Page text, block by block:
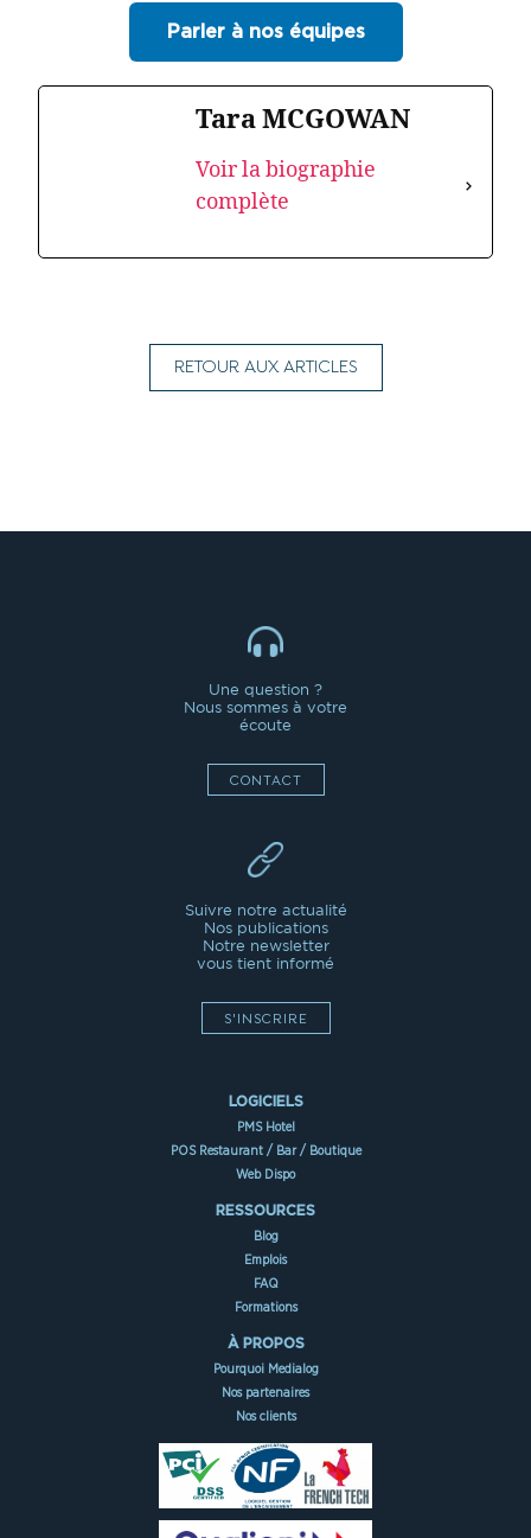
Parler à nos équipes
Tara MCGOWAN
Voir la biographie
complète
RETOUR AUX ARTICLES
Une question ?
Nous sommes à votre
écoute
CONTACT
Suivre notre actualité
Nos publications
Notre newsletter
vous tient informé
S'INSCRIRE
LOGICIELS
PMS Hotel
POS Restaurant / Bar / Boutique
Web Dispo
RESSOURCES
Blog
Emplois
FAQ
Formations
À PROPOS
Pourquoi Medialog
Nos partenaires
Nos clients